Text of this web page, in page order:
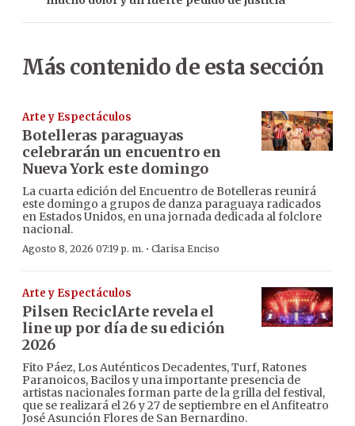
Más contenido de esta sección
Arte y Espectáculos
Botelleras paraguayas
celebrarán un encuentro en
Nueva York este domingo
La cuarta edición del Encuentro de Botelleras reunirá
este domingo a grupos de danza paraguaya radicados
en Estados Unidos, en una jornada dedicada al folclore
nacional.
Agosto 8, 2026 07:19 p. m. · Clarisa Enciso
Arte y Espectáculos
Pilsen ReciclArte revela el
line up por día de su edición
2026
Fito Páez, Los Auténticos Decadentes, Turf, Ratones
Paranoicos, Bacilos y una importante presencia de
artistas nacionales forman parte de la grilla del festival,
que se realizará el 26 y 27 de septiembre en el Anfiteatro
José Asunción Flores de San Bernardino.